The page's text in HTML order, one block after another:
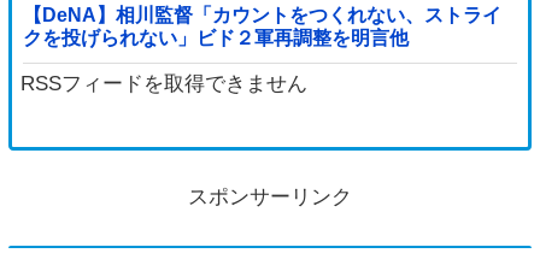
【DeNA】相川監督「カウントをつくれない、ストライ
クを投げられない」ビド２軍再調整を明言他
RSSフィードを取得できません
スポンサーリンク